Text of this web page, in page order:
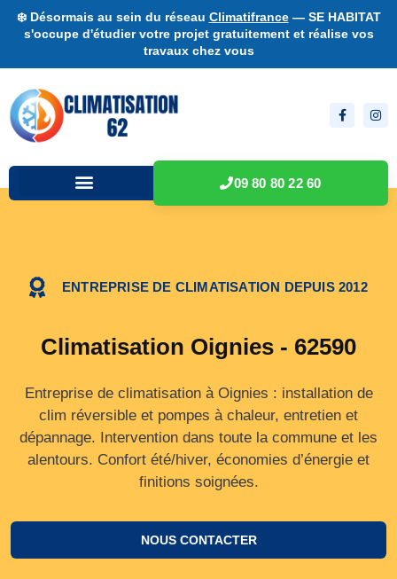
❄️ Désormais au sein du réseau Climatifrance— SE HABITAT
s'occupe d'étudier votre projet gratuitement et réalise vos
travaux chez vous
09 80 80 22 60
ENTREPRISE DE CLIMATISATION DEPUIS 2012
Climatisation Oignies - 62590
Entreprise de climatisation à Oignies : installation de
clim réversible et pompes à chaleur, entretien et
dépannage. Intervention dans toute la commune et les
alentours. Confort été/hiver, économies d’énergie et
finitions soignées.
NOUS CONTACTER